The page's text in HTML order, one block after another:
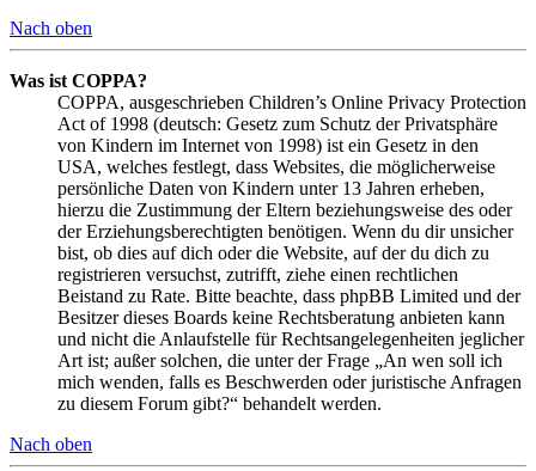
Nach oben
Was ist COPPA?
COPPA, ausgeschrieben Children’s Online Privacy Protection
Act of 1998 (deutsch: Gesetz zum Schutz der Privatsphäre
von Kindern im Internet von 1998) ist ein Gesetz in den
USA, welches festlegt, dass Websites, die möglicherweise
persönliche Daten von Kindern unter 13 Jahren erheben,
hierzu die Zustimmung der Eltern beziehungsweise des oder
der Erziehungsberechtigten benötigen. Wenn du dir unsicher
bist, ob dies auf dich oder die Website, auf der du dich zu
registrieren versuchst, zutrifft, ziehe einen rechtlichen
Beistand zu Rate. Bitte beachte, dass phpBB Limited und der
Besitzer dieses Boards keine Rechtsberatung anbieten kann
und nicht die Anlaufstelle für Rechtsangelegenheiten jeglicher
Art ist; außer solchen, die unter der Frage „An wen soll ich
mich wenden, falls es Beschwerden oder juristische Anfragen
zu diesem Forum gibt?“ behandelt werden.
Nach oben